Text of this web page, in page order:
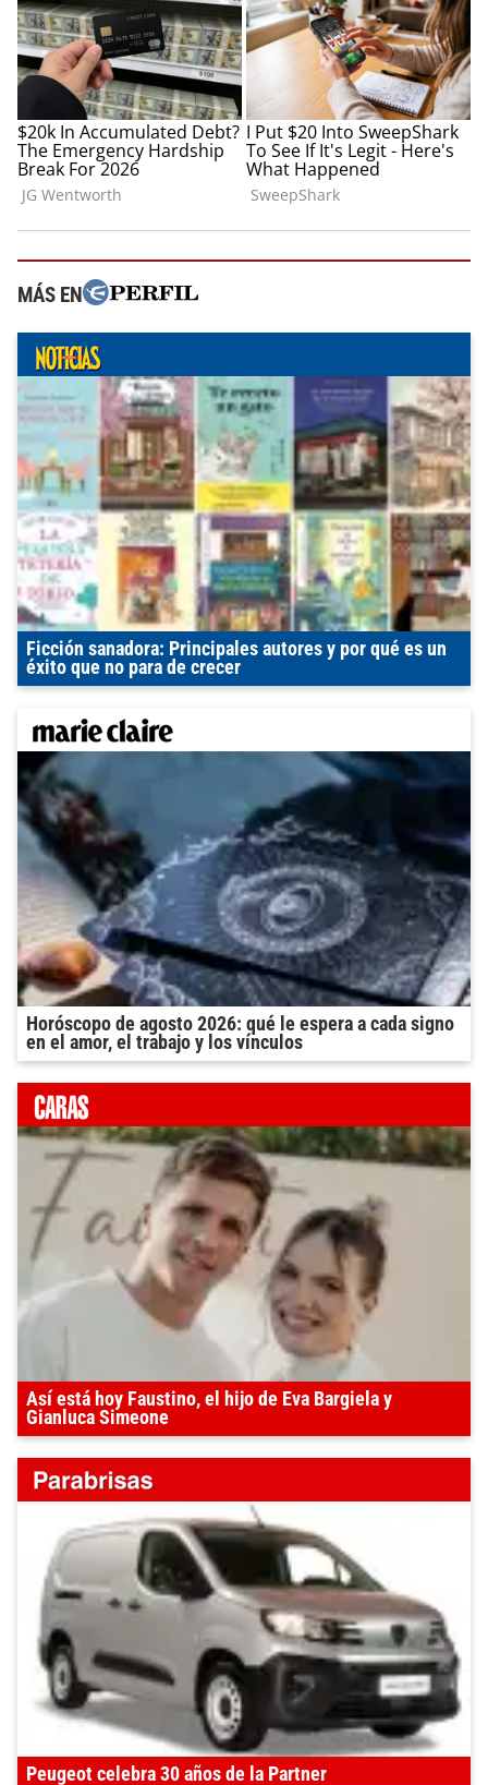
MÁS EN
Ficción sanadora: Principales autores y por qué es un
éxito que no para de crecer
Horóscopo de agosto 2026: qué le espera a cada signo
en el amor, el trabajo y los vínculos
Así está hoy Faustino, el hijo de Eva Bargiela y
Gianluca Simeone
Peugeot celebra 30 años de la Partner